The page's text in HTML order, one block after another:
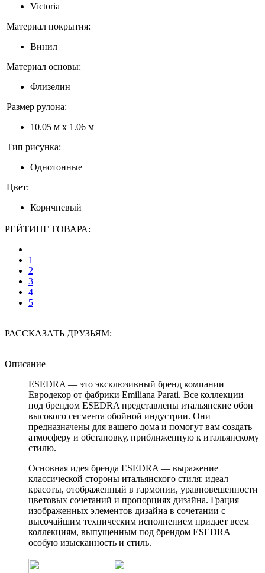
Victoria
Материал покрытия:
Винил
Материал основы:
Флизелин
Размер рулона:
10.05 м x 1.06 м
Тип рисунка:
Однотонные
Цвет:
Коричневый
РЕЙТИНГ ТОВАРА:
1
2
3
4
5
РАССКАЗАТЬ ДРУЗЬЯМ:
Описание
ESEDRA — это эксклюзивный бренд компании
Евродекор от фабрики Emiliana Parati. Все коллекции
под брендом ESEDRA представлены итальянские обои
высокого сегмента обойной индустрии. Они
предназначены для вашего дома и помогут вам создать
атмосферу и обстановку, приближенную к итальянскому
стилю.
Основная идея бренда ESEDRA — выражение
классической стороны итальянского стиля: идеал
красоты, отображенный в гармонии, уравновешенности
цветовых сочетаний и пропорциях дизайна. Грация
изображенных элементов дизайна в сочетании с
высочайшим техническим исполнением придает всем
коллекциям, выпущенным под брендом ESEDRA
особую изысканность и стиль.